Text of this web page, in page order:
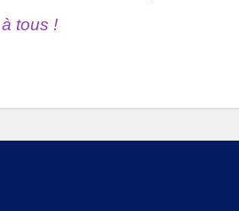
tous !